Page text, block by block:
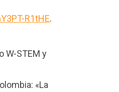
R1tHE.
W-STEM y
«La